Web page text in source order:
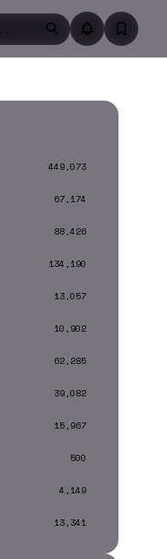
449,073
67,174
88,426
134,190
13,057
10,902
62,285
39,082
15,967
500
4,149
13,341